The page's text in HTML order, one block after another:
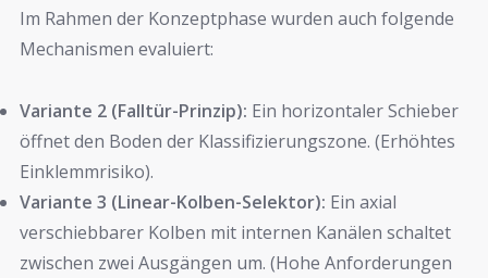
Im Rahmen der Konzeptphase wurden auch folgende
Mechanismen evaluiert:
Variante 2 (Falltür-Prinzip): Ein horizontaler Schieber
öffnet den Boden der Klassifizierungszone. (Erhöhtes
Einklemmrisiko).
Variante 3 (Linear-Kolben-Selektor): Ein axial
verschiebbarer Kolben mit internen Kanälen schaltet
zwischen zwei Ausgängen um. (Hohe Anforderungen